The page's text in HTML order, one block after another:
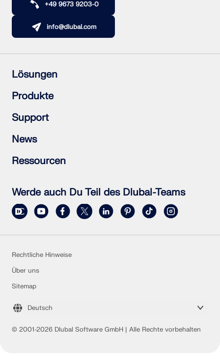
+49 9673 9203-0
info@dlubal.com
Lösungen
Stahlbetonbau
Stahlbau
Holzbau
Stahlanschlüsse
Produkte
RFEM 6
RSTAB 9
RSECTION 1
RWIND 3
Support
Häufig gestellte Fragen (FAQs)
Individuelle Frage stellen
Schneelastzonen, Windzonen und Erdbebenzonen
Vertriebsteam kontaktieren
News
Newsletter abonnieren
Aktuelle Nachrichten
Online-Schulungen
Ressourcen
Kundenprojekt einreichen
Kundenprojekte
Online-Handbücher
Werde auch Du Teil des Dlubal-Teams
© 2001-2026 Dlubal Software GmbH | Alle Rechte vorbehalten
Rechtliche Hinweise
Über uns
Sitemap
Deutsch